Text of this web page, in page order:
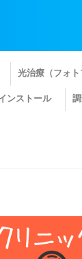
光治療（フォト
ンストール